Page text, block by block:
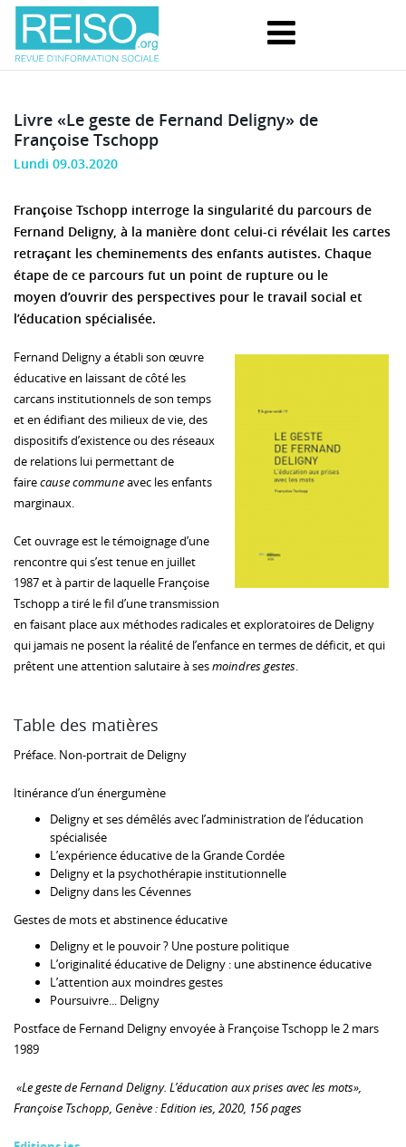
Livre «Le geste de Fernand Deligny» de
Françoise Tschopp
Lundi 09.03.2020
Françoise Tschopp interroge la singularité du parcours de
Fernand Deligny, à la manière dont celui-ci révélait les cartes
retraçant les cheminements des enfants autistes. Chaque
étape de ce parcours fut un point de rupture ou le
moyen d’ouvrir des perspectives pour le travail social et
l’éducation spécialisée.
Fernand Deligny a établi son œuvre
éducative en laissant de côté les
carcans institutionnels de son temps
et en édifiant des milieux de vie, des
dispositifs d’existence ou des réseaux
de relations lui permettant de
fairecause communeavec les enfants
marginaux.
Cet ouvrage est le témoignage d’une
rencontre qui s’est tenue en juillet
1987 et à partir de laquelle Françoise
Tschopp a tiré le fil d’une transmission
en faisant place aux méthodes radicales et exploratoires de Deligny
qui jamais ne posent la réalité de l’enfance en termes de déficit, et qui
prêtent une attention salutaire à sesmoindres gestes.
Table des matières
Préface. Non-portrait de Deligny
Itinérance d’un énergumène
Deligny et ses démêlés avec l’administration de l’éducation
spécialisée
L’expérience éducative de la Grande Cordée
Deligny et la psychothérapie institutionnelle
Deligny dans les Cévennes
Gestes de mots et abstinence éducative
Deligny et le pouvoir ? Une posture politique
L’originalité éducative de Deligny : une abstinence éducative
L’attention aux moindres gestes
Poursuivre... Deligny
Postface de Fernand Deligny envoyée à Françoise Tschopp le 2 mars
1989
«Le geste de Fernand Deligny. L’éducation aux prises avec les mots»,
Françoise Tschopp, Genève : Edition ies, 2020, 156 pages